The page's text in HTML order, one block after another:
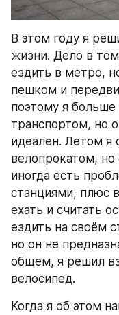
В этом году я
жизни. Дело в
ездить в метро,
пешком и
поэтому я
транспортом, но
идеален. Летом я
велопрокатом, но
иногда есть
станциями, плюс
ехать и считать
ездить на своём
но он не
общем, я решил
велосипед.
Когда я об этом